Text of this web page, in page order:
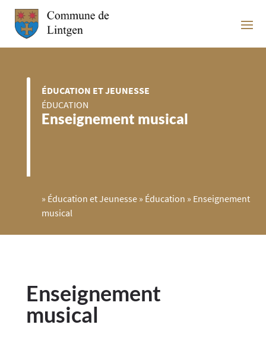
ÉDUCATION ET JEUNESSE
ÉDUCATION
Enseignement musical
» Éducation et Jeunesse » Éducation » Enseignement
musical
Enseignement
musical